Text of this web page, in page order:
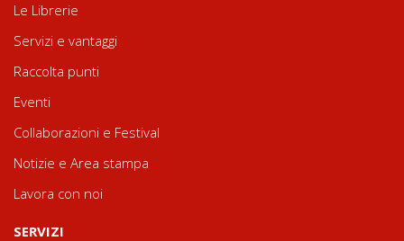
Le Librerie
Servizi e vantaggi
Raccolta punti
Eventi
Collaborazioni e Festival
Notizie e Area stampa
Lavora con noi
SERVIZI